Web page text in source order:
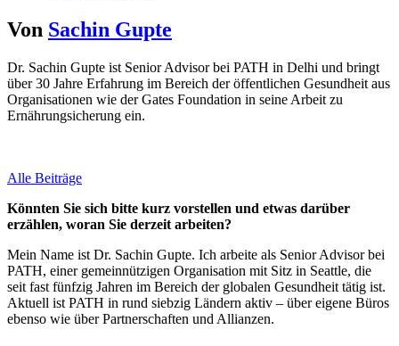
Von Sachin Gupte
Dr. Sachin Gupte ist Senior Advisor bei PATH in Delhi und bringt
über 30 Jahre Erfahrung im Bereich der öffentlichen Gesundheit aus
Organisationen wie der Gates Foundation in seine Arbeit zu
Ernährungsicherung ein.
Alle Beiträge
Könnten Sie sich bitte kurz vorstellen und etwas darüber
erzählen, woran Sie derzeit arbeiten?
Mein Name ist Dr. Sachin Gupte. Ich arbeite als Senior Advisor bei
PATH, einer gemeinnützigen Organisation mit Sitz in Seattle, die
seit fast fünfzig Jahren im Bereich der globalen Gesundheit tätig ist.
Aktuell ist PATH in rund siebzig Ländern aktiv – über eigene Büros
ebenso wie über Partnerschaften und Allianzen.